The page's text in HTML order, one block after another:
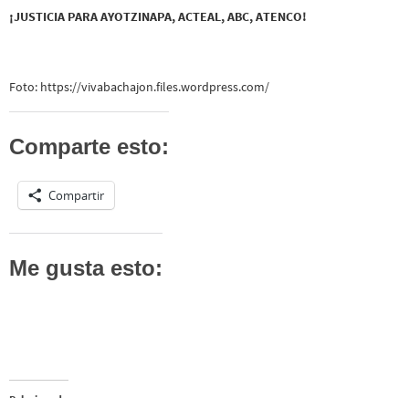
¡JUSTICIA PARA AYOTZINAPA, ACTEAL, ABC, ATENCO!
Foto: https://vivabachajon.files.wordpress.com/
Comparte esto:
Compartir
Me gusta esto: